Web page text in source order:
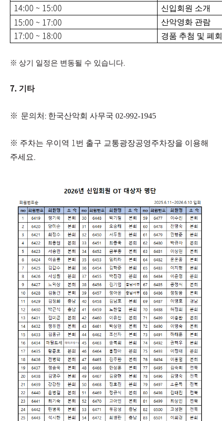
14:00 ~ 15:00 신입회원 소개
15:00 ~ 17:00 산악영화 관람
17:00 ~ 18:00 경품 추첨 및 폐회
※ 상기 일정은 변동될 수 있습니다.
7. 기타
※ 문의처 : 한국산악회 사무국 02-992-1945
※ 주차는 우이역 1번 출구 교통광장공영주차장을 이용해
주세요.